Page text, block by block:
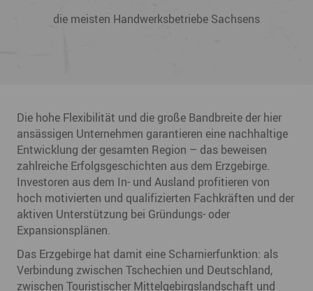
Marktführer und spezialisierte
Die hohe Flexibilität und die große Bandbreite der hier
ansässigen Unternehmen garantieren eine nachhaltige
Entwicklung der gesamten Region – das beweisen
zahlreiche Erfolgsgeschichten aus dem Erzgebirge.
Investoren aus dem In- und Ausland profitieren von
hoch motivierten und qualifizierten Fachkräften und der
aktiven Unterstützung bei Gründungs- oder
Expansionsplänen.
Das Erzgebirge hat damit eine Scharnierfunktion: als
Verbindung zwischen Tschechien und Deutschland,
zwischen Touristischer Mittelgebirgslandschaft und